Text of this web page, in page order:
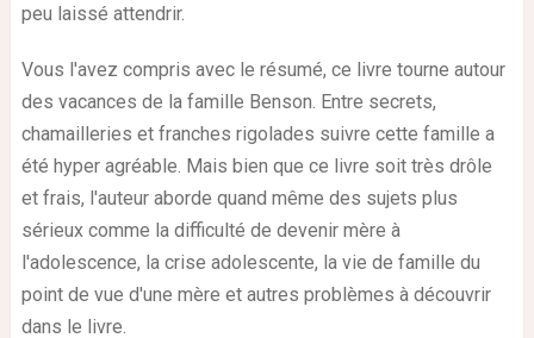
peu laissé attendrir.
Vous l'avez compris avec le résumé, ce livre tourne autour
des vacances de la famille Benson. Entre secrets,
chamailleries et franches rigolades suivre cette famille a
été hyper agréable. Mais bien que ce livre soit très drôle
et frais, l'auteur aborde quand même des sujets plus
sérieux comme la difficulté de devenir mère à
l'adolescence, la crise adolescente, la vie de famille du
point de vue d'une mère et autres problèmes à découvrir
dans le livre.